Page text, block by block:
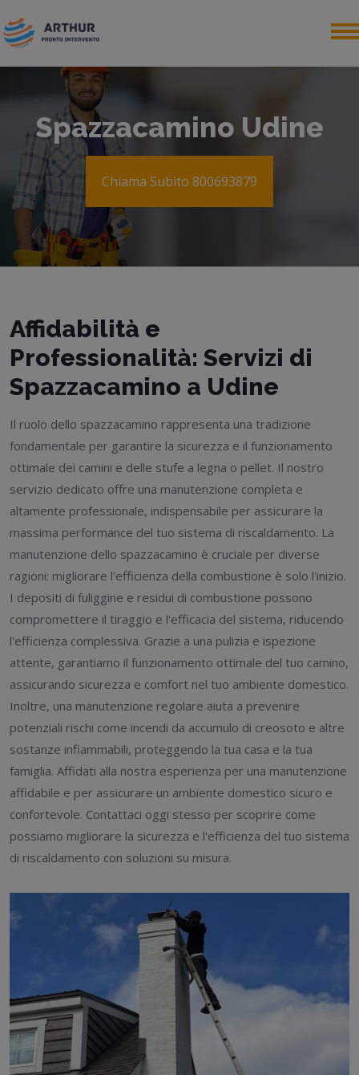
Spazzacamino Udine
Chiama Subito 800693879
Affidabilità e
Professionalità: Servizi di
Spazzacamino a Udine
Il ruolo dello spazzacamino rappresenta una tradizione
fondamentale per garantire la sicurezza e il funzionamento
ottimale dei camini e delle stufe a legna o pellet. Il nostro
servizio dedicato offre una manutenzione completa e
altamente professionale, indispensabile per assicurare la
massima performance del tuo sistema di riscaldamento. La
manutenzione dello spazzacamino è cruciale per diverse
ragioni: migliorare l'efficienza della combustione è solo l'inizio.
I depositi di fuliggine e residui di combustione possono
compromettere il tiraggio e l'efficacia del sistema, riducendo
l'efficienza complessiva. Grazie a una pulizia e ispezione
attente, garantiamo il funzionamento ottimale del tuo camino,
assicurando sicurezza e comfort nel tuo ambiente domestico.
Inoltre, una manutenzione regolare aiuta a prevenire
potenziali rischi come incendi da accumulo di creosoto e altre
sostanze infiammabili, proteggendo la tua casa e la tua
famiglia. Affidati alla nostra esperienza per una manutenzione
affidabile e per assicurare un ambiente domestico sicuro e
confortevole. Contattaci oggi stesso per scoprire come
possiamo migliorare la sicurezza e l'efficienza del tuo sistema
di riscaldamento con soluzioni su misura.